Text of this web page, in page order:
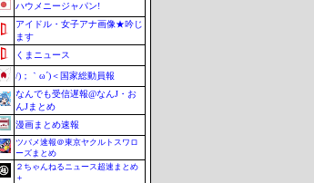
ハウメニージャパン!
アイドル・女子アナ画像★吟じ
ます
くまニュース
/)；｀ω´)＜国家総動員報
なんでも受信遅報@なんJ・お
んJまとめ
漫画まとめ速報
ツバメ速報＠東京ヤクルトスワロ
ーズまとめ
２ちゃんねるニュース超速まとめ
＋